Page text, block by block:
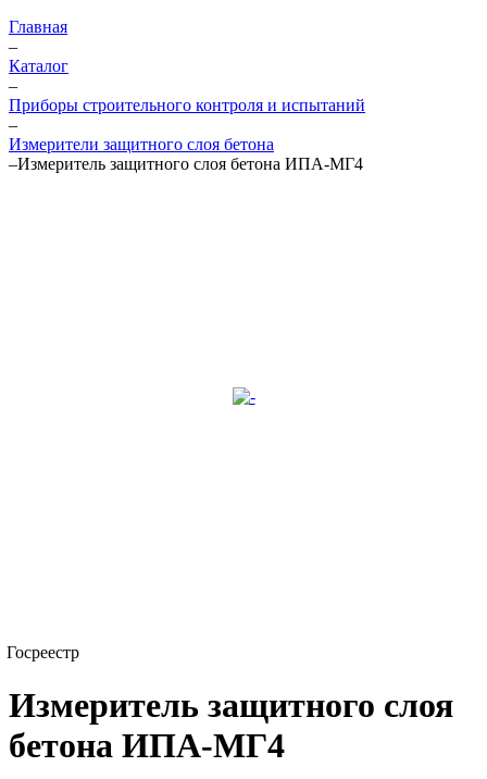
Главная
–
Каталог
–
Приборы строительного контроля и испытаний
–
Измерители защитного слоя бетона
–Измеритель защитного слоя бетона ИПА-МГ4
Госреестр
Измеритель защитного слоя
бетона ИПА-МГ4